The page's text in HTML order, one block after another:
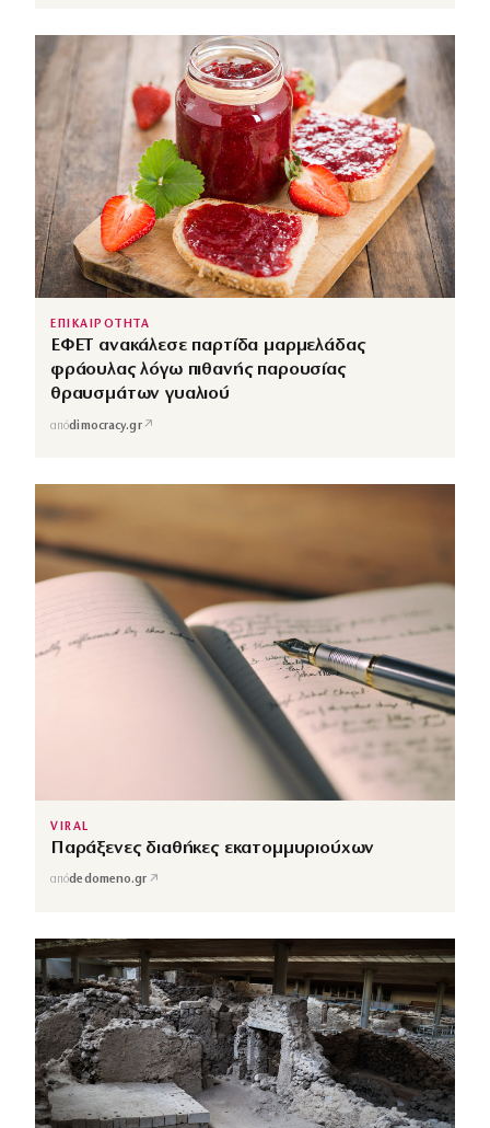
ΕΠΙΚΑΙΡΟΤΗΤΑ
ΕΦΕΤ ανακάλεσε παρτίδα μαρμελάδας
φράουλας λόγω πιθανής παρουσίας
θραυσμάτων γυαλιού
απόdimocracy.gr↗
VIRAL
Παράξενες διαθήκες εκατομμυριούχων
απόdedomeno.gr ↗